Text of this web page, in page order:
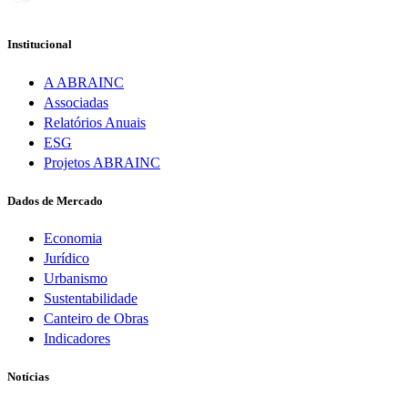
Institucional
A ABRAINC
Associadas
Relatórios Anuais
ESG
Projetos ABRAINC
Dados de Mercado
Economia
Jurídico
Urbanismo
Sustentabilidade
Canteiro de Obras
Indicadores
Notícias